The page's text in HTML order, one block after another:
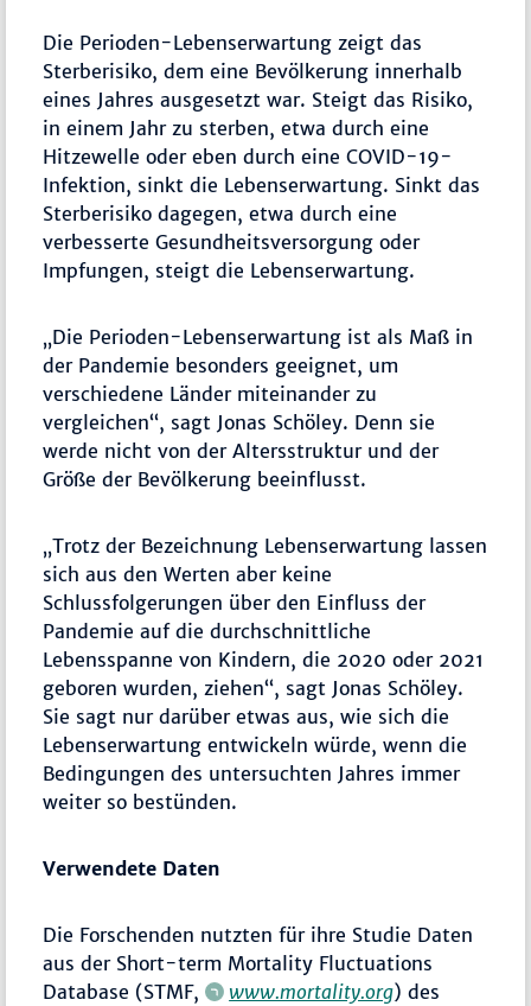
Die Perioden-Lebenserwartung zeigt das
Sterberisiko, dem eine Bevölkerung innerhalb
eines Jahres ausgesetzt war. Steigt das Risiko,
in einem Jahr zu sterben, etwa durch eine
Hitzewelle oder eben durch eine COVID-19-
Infektion, sinkt die Lebenserwartung. Sinkt das
Sterberisiko dagegen, etwa durch eine
verbesserte Gesundheitsversorgung oder
Impfungen, steigt die Lebenserwartung.
„Die Perioden-Lebenserwartung ist als Maß in
der Pandemie besonders geeignet, um
verschiedene Länder miteinander zu
vergleichen“, sagt Jonas Schöley. Denn sie
werde nicht von der Altersstruktur und der
Größe der Bevölkerung beeinflusst.
„Trotz der Bezeichnung Lebenserwartung lassen
sich aus den Werten aber keine
Schlussfolgerungen über den Einfluss der
Pandemie auf die durchschnittliche
Lebensspanne von Kindern, die 2020 oder 2021
geboren wurden, ziehen“, sagt Jonas Schöley.
Sie sagt nur darüber etwas aus, wie sich die
Lebenserwartung entwickeln würde, wenn die
Bedingungen des untersuchten Jahres immer
weiter so bestünden.
Verwendete Daten
Die Forschenden nutzten für ihre Studie Daten
aus der Short-term Mortality Fluctuations
Database (STMF,
www.mortality.org) des